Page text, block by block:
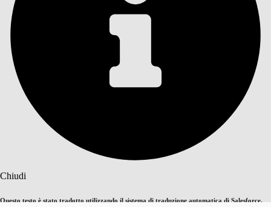
Chiudi
Questo testo è stato tradotto utilizzando il sistema di traduzione automatica di Salesforce.
SOMMARIO